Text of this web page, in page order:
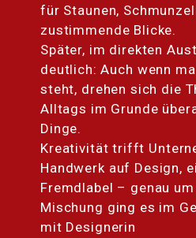
für Staunen,
zustimmende Blicke.
Später, im direkten
deutlich: Auch wenn
steht, drehen sich die
Alltags im Grunde
Dinge.
Kreativität trifft
Handwerk auf Design,
Fremdlabel – genau
Mischung ging es im
mit Designerin